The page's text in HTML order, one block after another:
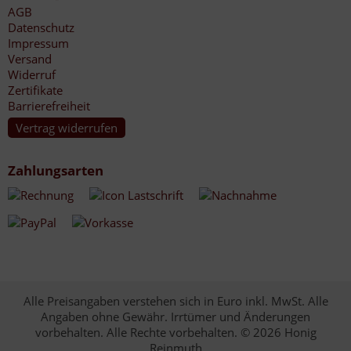
AGB
Datenschutz
Impressum
Versand
Widerruf
Zertifikate
Barrierefreiheit
Vertrag widerrufen
Zahlungsarten
Alle Preisangaben verstehen sich in Euro inkl. MwSt. Alle
Angaben ohne Gewähr. Irrtümer und Änderungen
vorbehalten. Alle Rechte vorbehalten. © 2026 Honig
Reinmuth